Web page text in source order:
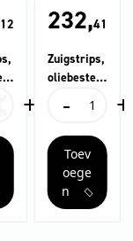
12
+
232,41
Zuigstrips,
oliebesten
geribbeld,
1300 mm
-
Zuigstrips,
geribbeld,
1300
mm
aantal
+
Toev
oege
n